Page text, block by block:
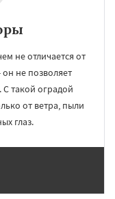
не отличается от
не позволяет
С такой оградой
от ветра, пыли
глаз.